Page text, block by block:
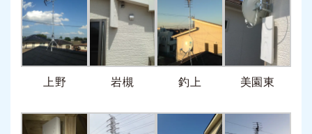
上野 岩槻 釣上 美園東